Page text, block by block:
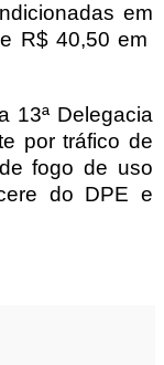
em
R$ 40,50 em
13ª Delegacia
por tráfico de
fogo de uso
do DPE e